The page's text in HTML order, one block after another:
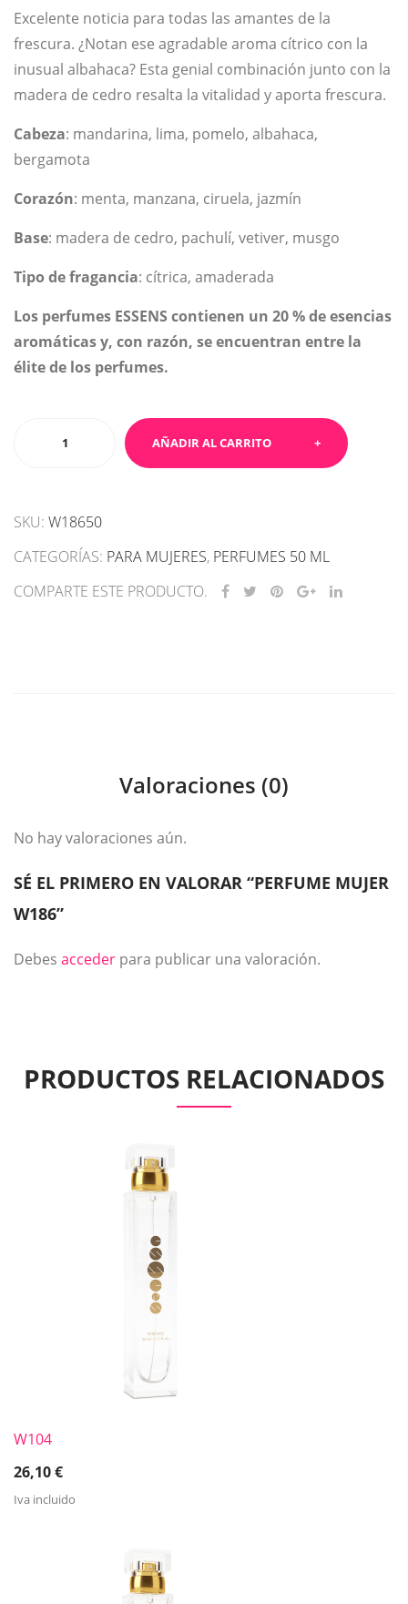
Excelente noticia para todas las amantes de la
frescura. ¿Notan ese agradable aroma cítrico con la
inusual albahaca? Esta genial combinación junto con la
madera de cedro resalta la vitalidad y aporta frescura.
Cabeza: mandarina, lima, pomelo, albahaca,
bergamota
Corazón: menta, manzana, ciruela, jazmín
Base: madera de cedro, pachulí, vetiver, musgo
Tipo de fragancia: cítrica, amaderada
Los perfumes ESSENS contienen un 20 % de esencias
aromáticas y, con razón, se encuentran entre la
élite de los perfumes.
AÑADIR AL CARRITO
SKU: W18650
CATEGORÍAS: PARA MUJERES, PERFUMES 50 ML
COMPARTE ESTE PRODUCTO.
Valoraciones (0)
No hay valoraciones aún.
SÉ EL PRIMERO EN VALORAR “PERFUME MUJER
W186”
Debes acceder para publicar una valoración.
PRODUCTOS RELACIONADOS
W104
26,10€
Iva incluido